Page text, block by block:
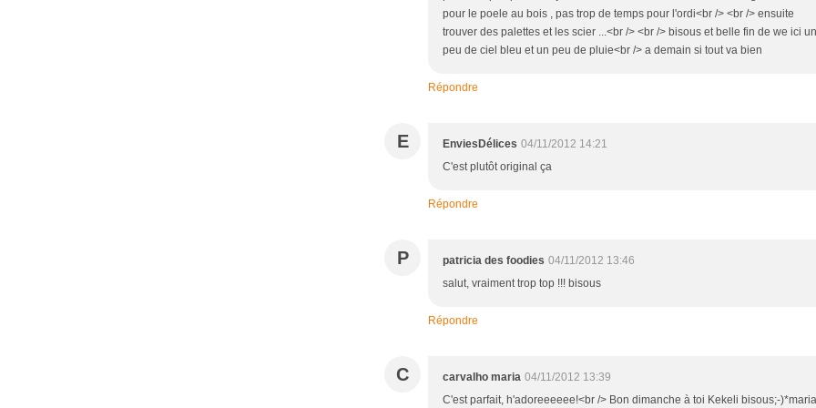
pour le poele au bois , pas trop de temps pour l'ordi<br /> <br /> ensuite
trouver des palettes et les scier ...<br /> <br /> bisous et belle fin de we ici un
peu de ciel bleu et un peu de pluie<br /> a demain si tout va bien
Répondre
E EnviesDélices 04/11/2012 14:21
C'est plutôt original ça
Répondre
P patricia des foodies 04/11/2012 13:46
salut, vraiment trop top !!! bisous
Répondre
C carvalho maria 04/11/2012 13:39
C'est parfait, h'adoreeeeee!<br /> Bon dimanche à toi Kekeli bisous;-)*maria